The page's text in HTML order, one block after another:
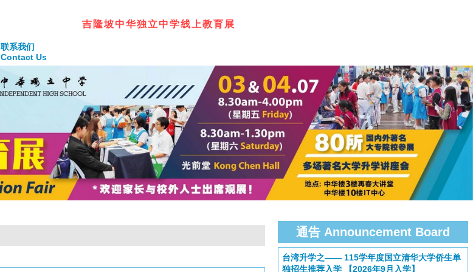
吉 隆坡中华独立中学线上教育展
联系我们
Contact Us
通告 Announcement Board
台湾升学之—— 115学年度国立清华大学侨生单
独招生推荐入学 【2026年9月入学】